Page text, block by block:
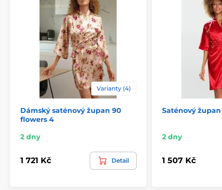
Varianty (4)
Dámský saténový župan 90
flowers 4
2 dny
1 721 Kč Detail
Saténový
2 dny
1 507 Kč